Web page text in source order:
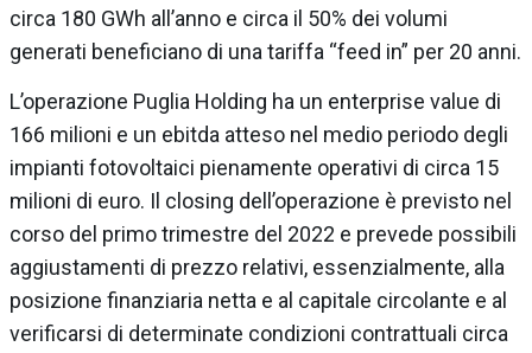
circa 180 GWh all’anno e circa il 50% dei volumi
generati beneficiano di una tariffa “feed in” per 20 anni.
L’operazione Puglia Holding ha un enterprise value di
166 milioni e un ebitda atteso nel medio periodo degli
impianti fotovoltaici pienamente operativi di circa 15
milioni di euro. Il closing dell’operazione è previsto nel
corso del primo trimestre del 2022 e prevede possibili
aggiustamenti di prezzo relativi, essenzialmente, alla
posizione finanziaria netta e al capitale circolante e al
verificarsi di determinate condizioni contrattuali circa